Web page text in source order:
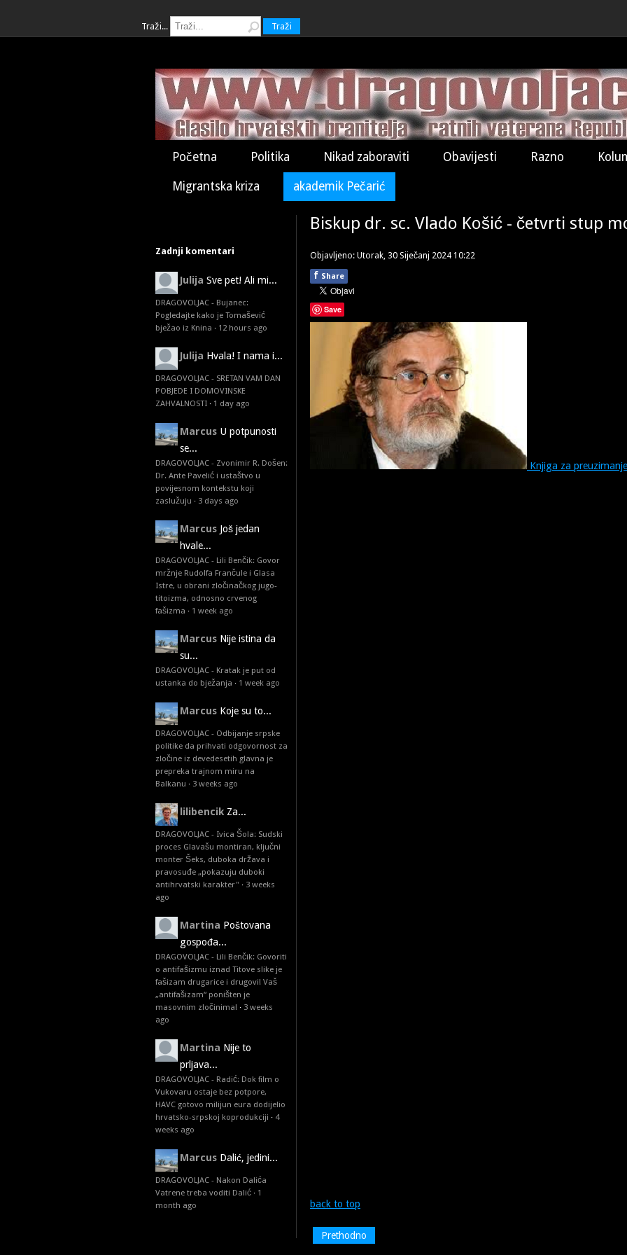
Traži... Traži
Početna Politika Nikad zaboraviti Obavijesti Razno
Migrantska kriza akademik Pečarić
Zadnji komentari
Julija Sve pet! Ali mi...
DRAGOVOLJAC - Bujanec:
Pogledajte kako je Tomašević
bježao iz Knina · 12 hours ago
Julija Hvala! I nama i...
DRAGOVOLJAC - SRETAN VAM DAN
POBJEDE I DOMOVINSKE
ZAHVALNOSTI · 1 day ago
Marcus U potpunosti
se...
DRAGOVOLJAC - Zvonimir R. Došen:
Dr. Ante Pavelić i ustaštvo u
povijesnom kontekstu koji
zaslužuju · 3 days ago
Marcus Još jedan
hvale...
DRAGOVOLJAC - Lili Benčik: Govor
mržnje Rudolfa Frančule i Glasa
Istre, u obrani zločinačkog jugo-
titoizma, odnosno crvenog
fašizma · 1 week ago
Marcus Nije istina da
su...
DRAGOVOLJAC - Kratak je put od
ustanka do bježanja · 1 week ago
Marcus Koje su to...
DRAGOVOLJAC - Odbijanje srpske
politike da prihvati odgovornost za
zločine iz devedesetih glavna je
prepreka trajnom miru na
Balkanu · 3 weeks ago
lilibencik Za...
DRAGOVOLJAC - Ivica Šola: Sudski
proces Glavašu montiran, ključni
monter Šeks, duboka država i
pravosuđe „pokazuju duboki
antihrvatski karakter" · 3 weeks
ago
Martina Poštovana
gospođa...
DRAGOVOLJAC - Lili Benčik: Govoriti
o antifašizmu iznad Titove slike je
fašizam drugarice i drugovi! Vaš
„antifašizam“ poništen je
masovnim zločinima! · 3 weeks
ago
Martina Nije to
prljava...
DRAGOVOLJAC - Radić: Dok film o
Vukovaru ostaje bez potpore,
HAVC gotovo milijun eura dodijelio
hrvatsko-srpskoj koprodukciji · 4
weeks ago
Marcus Dalić, jedini...
DRAGOVOLJAC - Nakon Dalića
Vatrene treba voditi Dalić · 1
month ago
Biskup dr. sc. Vlado Košić - četvrti stup
Objavljeno: Utorak, 30 Siječanj 2024 10:22
f Share
Save
Knjiga za preuzimanje
back to top
Prethodno